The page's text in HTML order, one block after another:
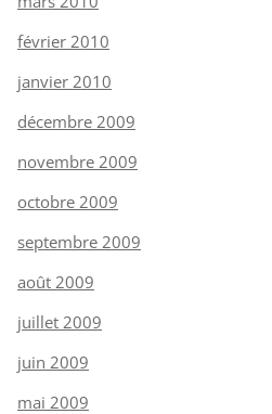
février 2010
janvier 2010
décembre 2009
novembre 2009
octobre 2009
septembre 2009
août 2009
juillet 2009
juin 2009
mai 2009